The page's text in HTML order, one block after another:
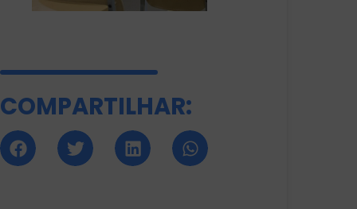
COMPARTILHAR: